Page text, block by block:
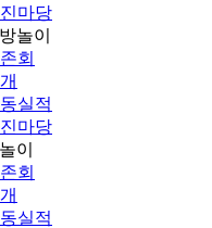
마당
놀이
회
실적
마당
이
회
실적